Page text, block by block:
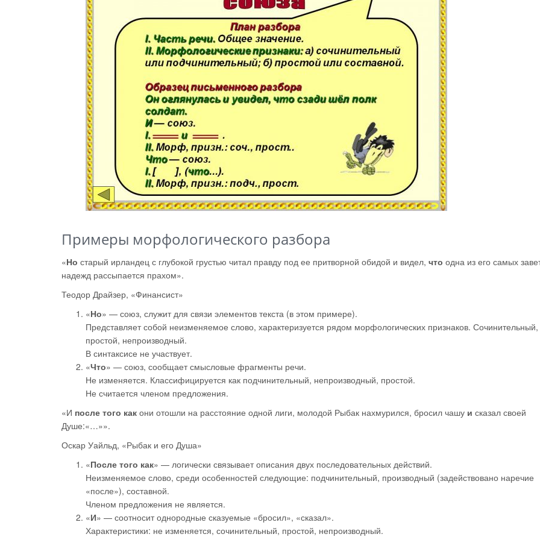
Примеры морфологического разбора
«Но старый ирландец с глубокой грустью читал правду под ее притворной обидой и видел, что одна из его самых
надежд рассыпается прахом».
Теодор Драйзер, «Финансист»
«Но» — союз, служит для связи элементов текста (в этом примере).
Представляет собой неизменяемое слово, характеризуется рядом морфологических признаков. Сочинительный,
простой, непроизводный.
В синтаксисе не участвует.
«Что» — союз, сообщает смысловые фрагменты речи.
Не изменяется. Классифицируется как подчинительный, непроизводный, простой.
Не считается членом предложения.
«И после того как они отошли на расстояние одной лиги, молодой Рыбак нахмурился, бросил чашу и сказал своей
Душе:«…»».
Оскар Уайльд, «Рыбак и его Душа»
«После того как» — логически связывает описания двух последовательных действий.
Неизменяемое слово, среди особенностей следующие: подчинительный, производный (задействовано наречие
«после»), составной.
Членом предложения не является.
«И» — соотносит однородные сказуемые «бросил», «сказал».
Характеристики: не изменяется, сочинительный, простой, непроизводный.